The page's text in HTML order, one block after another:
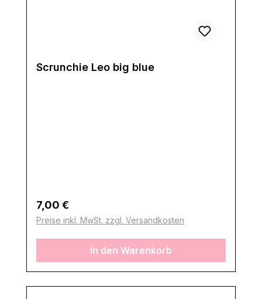
Scrunchie Leo big blue
Regulärer Preis:
7,00 €
Preise inkl. MwSt. zzgl. Versandkosten
In den Warenkorb